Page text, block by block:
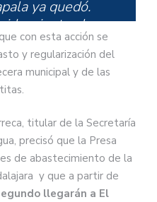
ya quedó.
junto al
, te
los detalles:
uPahnJA7Le
Alfaro
August 7,
con esta acción se
y regularización del
municipal y de las
titular de la Secretaría
precisó que la Presa
de abastecimiento de la
y que a partir de
llegarán a El